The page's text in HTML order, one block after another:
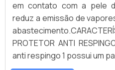
em contato com a pele
reduz a emissão de
PROTETOR ANTI
anti respingo 1 possui um